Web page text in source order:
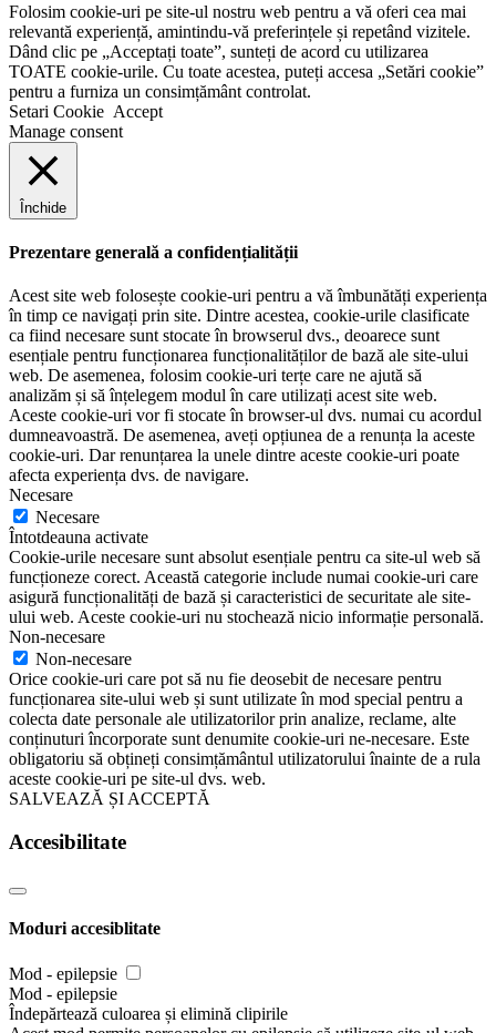
Folosim cookie-uri pe site-ul nostru web pentru a vă oferi cea mai
relevantă experiență, amintindu-vă preferințele și repetând vizitele.
Dând clic pe „Acceptați toate”, sunteți de acord cu utilizarea
TOATE cookie-urile. Cu toate acestea, puteți accesa „Setări cookie”
pentru a furniza un consimțământ controlat.
Setari Cookie Accept
Manage consent
Închide
Prezentare generală a confidențialității
Acest site web folosește cookie-uri pentru a vă îmbunătăți experiența
în timp ce navigați prin site. Dintre acestea, cookie-urile clasificate
ca fiind necesare sunt stocate în browserul dvs., deoarece sunt
esențiale pentru funcționarea funcționalităților de bază ale site-ului
web. De asemenea, folosim cookie-uri terțe care ne ajută să
analizăm și să înțelegem modul în care utilizați acest site web.
Aceste cookie-uri vor fi stocate în browser-ul dvs. numai cu acordul
dumneavoastră. De asemenea, aveți opțiunea de a renunța la aceste
cookie-uri. Dar renunțarea la unele dintre aceste cookie-uri poate
afecta experiența dvs. de navigare.
Necesare
Necesare
Întotdeauna activate
Cookie-urile necesare sunt absolut esențiale pentru ca site-ul web să
funcționeze corect. Această categorie include numai cookie-uri care
asigură funcționalități de bază și caracteristici de securitate ale site-
ului web. Aceste cookie-uri nu stochează nicio informație personală.
Non-necesare
Non-necesare
Orice cookie-uri care pot să nu fie deosebit de necesare pentru
funcționarea site-ului web și sunt utilizate în mod special pentru a
colecta date personale ale utilizatorilor prin analize, reclame, alte
conținuturi încorporate sunt denumite cookie-uri ne-necesare. Este
obligatoriu să obțineți consimțământul utilizatorului înainte de a rula
aceste cookie-uri pe site-ul dvs. web.
SALVEAZĂ ȘI ACCEPTĂ
Accesibilitate
Moduri accesiblitate
Mod - epilepsie
Mod - epilepsie
Îndepărtează culoarea și elimină clipirile